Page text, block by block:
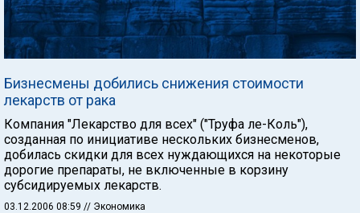
Бизнесмены добились снижения стоимости
лекарств от рака
Компания "Лекарство для всех" ("Труфа ле-Коль"),
созданная по инициативе нескольких бизнесменов,
добилась скидки для всех нуждающихся на некоторые
дорогие препараты, не включенные в корзину
субсидируемых лекарств.
03.12.2006 08:59 // Экономика